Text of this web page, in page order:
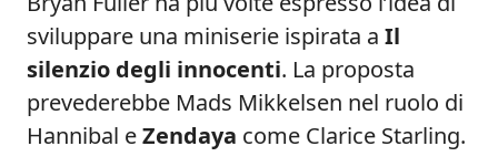
sviluppare una miniserie ispirata a Il
silenzio degli innocenti. La proposta
prevederebbe Mads Mikkelsen nel ruolo di
Hannibal eZendaya come Clarice Starling.